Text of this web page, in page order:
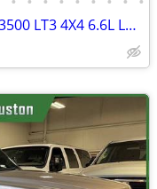
2006 Chevrolet Chevy SILVERADO 3500 LT3 4X4 6.6L LBZ DURAMAX DIESEL 58